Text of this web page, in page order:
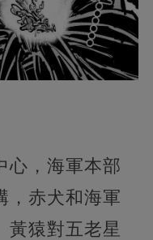
心，海軍本部
，赤犬和海軍
黃猿對五老星